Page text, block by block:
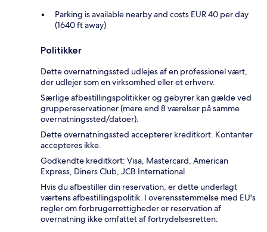
Parking is available nearby and costs EUR 40 per day
(1640 ft away)
Politikker
Dette overnatningssted udlejes af en professionel vært,
der udlejer som en virksomhed eller et erhverv.
Særlige afbestillingspolitikker og gebyrer kan gælde ved
gruppereservationer (mere end 8 værelser på samme
overnatningssted/datoer).
Dette overnatningssted accepterer kreditkort. Kontanter
accepteres ikke.
Godkendte kreditkort: Visa, Mastercard, American
Express, Diners Club, JCB International
Hvis du afbestiller din reservation, er dette underlagt
værtens afbestillingspolitik. I overensstemmelse med EU's
regler om forbrugerrettigheder er reservation af
overnatning ikke omfattet af fortrydelsesretten.